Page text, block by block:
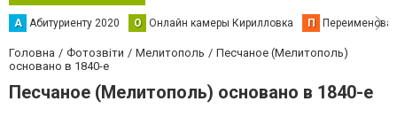
А Абитуриенту 2020 О Онлайн камеры Кирилловка П
Головна Фотозвіти Мелитополь
Песчаное (Мелитополь)
основано в 1840-е
Песчаное (Мелитополь) основано в 1840-е